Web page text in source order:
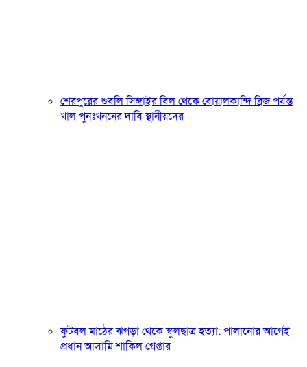
শেরপুরের শুবলি সিঙ্গাইর বিল থেকে বোয়ালকান্দি ব্রিজ পর্যন্ত
খাল পুনঃখননের দাবি স্থানীয়দের
ফুটবল মাঠের ঝগড়া থেকে স্কুলছাত্র হত্যা: পালানোর আগেই
প্রধান আসামি শাকিল গ্রেপ্তার